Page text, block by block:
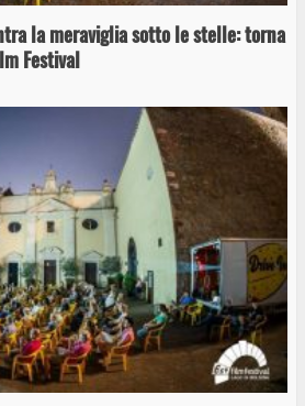
la meraviglia sotto le stelle: torna
Festival